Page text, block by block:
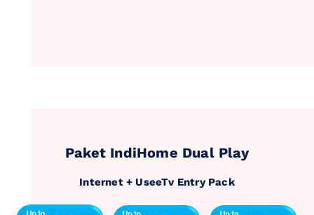
Paket IndiHome Dual Play
Internet + UseeTv Entry Pack